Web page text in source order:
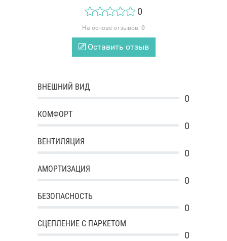
0
На основе отзывов: 0
Оставить отзыв
ВНЕШНИЙ ВИД
0
КОМФОРТ
0
ВЕНТИЛЯЦИЯ
0
АМОРТИЗАЦИЯ
0
БЕЗОПАСНОСТЬ
0
СЦЕПЛЕНИЕ С ПАРКЕТОМ
0